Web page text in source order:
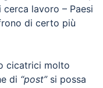
lavoro – Paesi
di certo più
cicatrici molto
di “post”si possa